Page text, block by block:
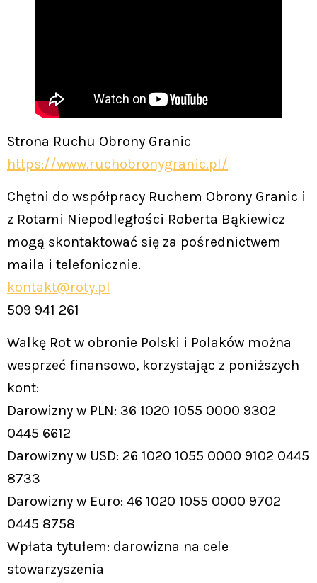
Strona Ruchu Obrony Granic
https://www.ruchobronygranic.pl/
Chętni do współpracy Ruchem Obrony Granic i
z Rotami Niepodległości Roberta Bąkiewicz
mogą skontaktować się za pośrednictwem
maila i telefonicznie.
kontakt@roty.pl
509 941 261
Walkę Rot w obronie Polski i Polaków można
wesprzeć finansowo, korzystając z poniższych
kont:
Darowizny w PLN: 36 1020 1055 0000 9302
0445 6612
Darowizny w USD: 26 1020 1055 0000 9102 0445
8733
Darowizny w Euro: 46 1020 1055 0000 9702
0445 8758
Wpłata tytułem: darowizna na cele
stowarzyszenia